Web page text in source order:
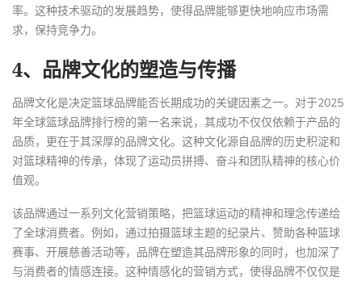
率。这种技术驱动的发展趋势，使得品牌能够更快地响应市场需
求，保持竞争力。
4、品牌文化的塑造与传播
品牌文化是决定篮球品牌能否长期成功的关键因素之一。对于2025
年全球篮球品牌排行榜的第一名来说，其成功不仅仅依赖于产品的
品质，更在于其深厚的品牌文化。这种文化源自品牌的历史积淀和
对篮球精神的传承，体现了运动员拼搏、奋斗和团队精神的核心价
值观。
该品牌通过一系列文化营销策略，把篮球运动的精神和理念传递给
了全球消费者。例如，通过拍摄篮球主题的纪录片、赞助各种篮球
赛事、开展慈善活动等，品牌在塑造其品牌形象的同时，也加深了
与消费者的情感连接。这种情感化的营销方式，使得品牌不仅仅是